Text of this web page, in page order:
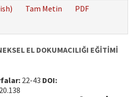
Tam Metin
PDF
EL DOKUMACILIĞI EĞİTİMİ
22-43 DOI: